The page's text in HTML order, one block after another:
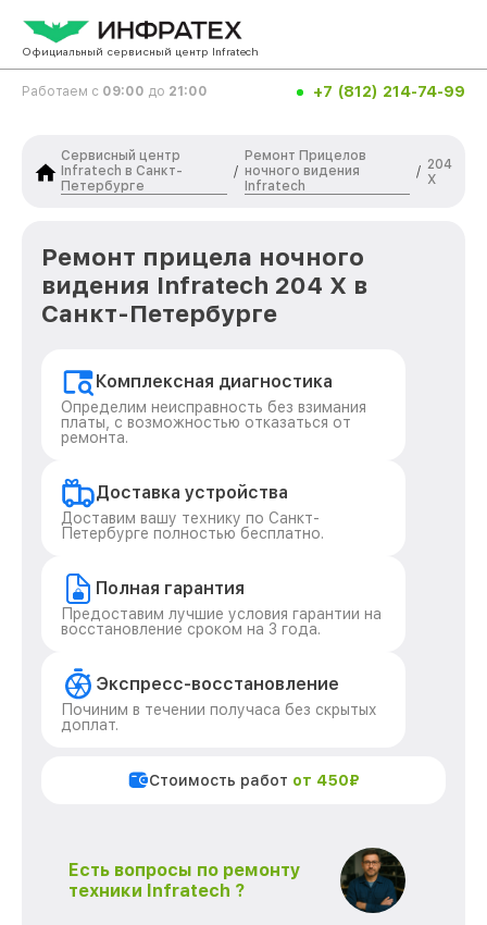
Официальный сервисный центр Infratech
Работаем с 09:00 до 21:00 +7 (812) 214-74-99
Сервисный центр
Infratech в Санкт-
Петербурге
/
Ремонт Прицелов
ночного видения
Infratech
/ 204
Х
Ремонт прицела ночного
видения Infratech 204 Х в
Санкт-Петербурге
Комплексная диагностика
Определим неисправность без взимания
платы, с возможностью отказаться от
ремонта.
Доставка устройства
Доставим вашу технику по Санкт-
Петербурге полностью бесплатно.
Полная гарантия
Предоставим лучшие условия гарантии на
восстановление сроком на 3 года.
Экспресс-восстановление
Починим в течении получаса без скрытых
доплат.
Стоимость работ от 450₽
Есть вопросы по ремонту
техники Infratech ?